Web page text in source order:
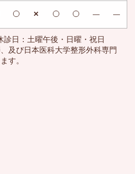
×
日：土曜午後・日曜・祝日
及び日本医科大学整形外科専門
す。